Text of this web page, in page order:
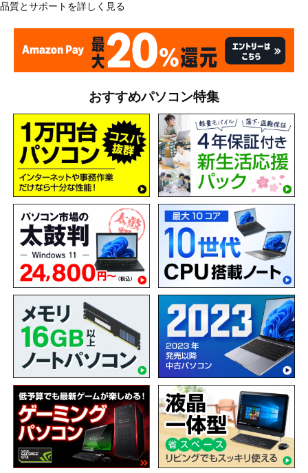
品質とサポートを詳しく見る
おすすめパソコン特集